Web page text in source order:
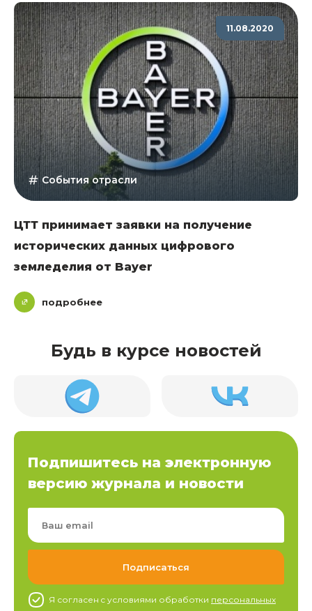
11.08.2020
События отрасли
ЦТТ принимает заявки на получение
исторических данных цифрового
земледелия от Bayer
подробнее
Будь в курсе новостей
Подпишитесь на электронную
версию журнала и новости
Я согласен c условиями обработки персональных